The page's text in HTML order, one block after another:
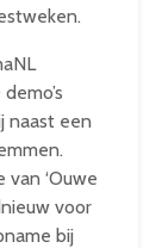
naast een
van ‘Ouwe
voor
bij